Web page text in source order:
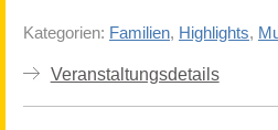
Kategorien: Familien, Highlights,
Veranstaltungsdetails